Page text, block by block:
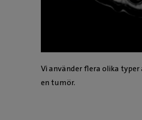
Vi använder flera olika
en tumör.